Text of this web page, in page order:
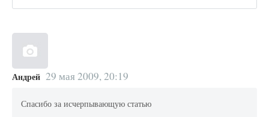
Андрей 29 мая 2009, 20:19
Спасибо за исчерпывающую статью